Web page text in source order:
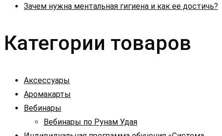
Зачем нужна ментальная гигиена и как ее достичь?
Категории товаров
Аксессуары
Аромакарты
Вебинары
Вебинары по Рунам Удая